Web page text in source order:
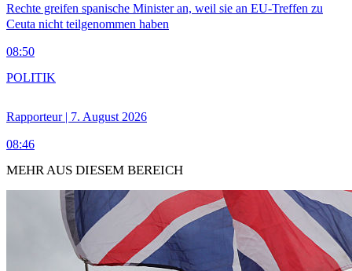
Rechte greifen spanische Minister an, weil sie an EU-Treffen zu
Ceuta nicht teilgenommen haben
08:50
Rapporteur | 7. August 2026
08:46
POLITIK
MEHR AUS DIESEM BEREICH